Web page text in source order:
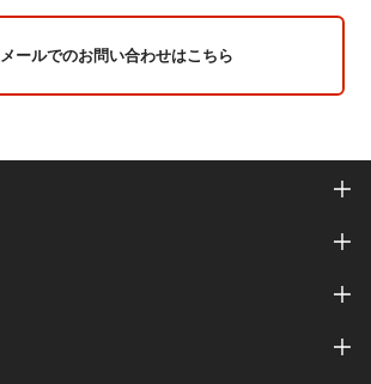
メールでのお問い合わせはこちら